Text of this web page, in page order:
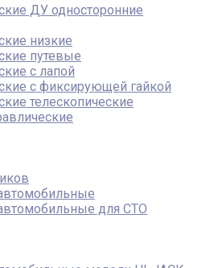
ДУ односторонние
низкие
путевые
с лапой
с фиксирующей гайкой
телескопические
для СТО